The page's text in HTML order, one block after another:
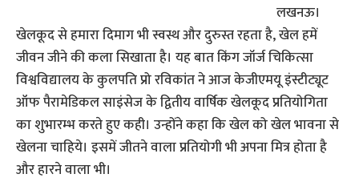
लखनऊ।
खेलकूद से हमारा दिमाग भी स्वस्थ और दुरुस्त रहता है, खेल हमें
जीवन जीने की कला सिखाता है। यह बात किंग जॉर्ज चिकित्सा
विश्वविद्यालय के कुलपति प्रो रविकांत ने आज केजीएमयू इंस्टीट्यूट
ऑफ पैरामेडिकल साइंसेज के द्वितीय वार्षिक खेलकूद प्रतियोगिता
का शुभारम्भ करते हुए कही। उन्होंने कहा कि खेल को खेल भावना से
खेलना चाहिये। इसमें जीतने वाला प्रतियोगी भी अपना मित्र होता है
और हारने वाला भी।